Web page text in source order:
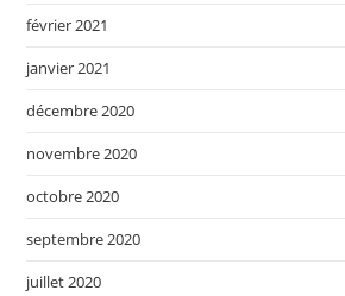
février 2021
janvier 2021
décembre 2020
novembre 2020
octobre 2020
septembre 2020
juillet 2020